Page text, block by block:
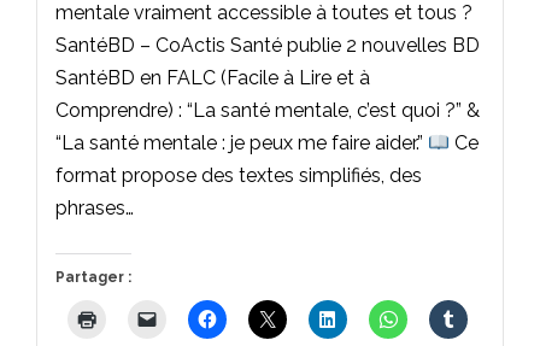
mentale vraiment accessible à toutes et tous ?
SantéBD – CoActis Santé publie 2 nouvelles BD
SantéBD en FALC (Facile à Lire et à
Comprendre) : “La santé mentale, c’est quoi ?” &
“La santé mentale : je peux me faire aider.”
Ce
format propose des textes simplifiés, des
phrases…
Partager :